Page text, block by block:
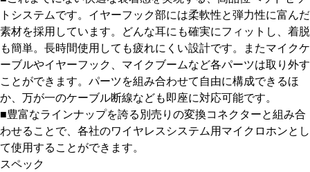
トシステムです。イヤーフック部には柔軟性と弾力性に富んだ
素材を採用しています。どんな耳にも確実にフィットし、着脱
も簡単。長時間使用しても疲れにくい設計です。またマイクケ
ーブルやイヤーフック、マイクブームなど各パーツは取り外す
ことができます。パーツを組み合わせて自由に構成できるほ
か、万が一のケーブル断線なども即座に対応可能です。
■豊富なラインナップを誇る別売りの変換コネクターと組み合
わせることで、各社のワイヤレスシステム用マイクロホンとし
て使用することができます。
スペック